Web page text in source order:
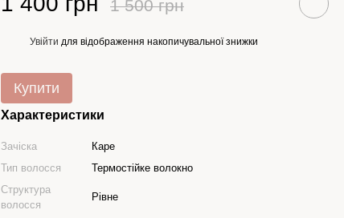
1 500 грн
Увійти для відображення накопичувальної знижки
Купити
Характеристики
Зачіска
Каре
Тип волосся
Термостійке волокно
Структура
волосся
Рівне